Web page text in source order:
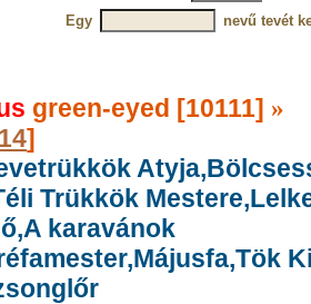
Egy
nevű tevét
green-eyed [10111] »
]
Trükkök
karavánok